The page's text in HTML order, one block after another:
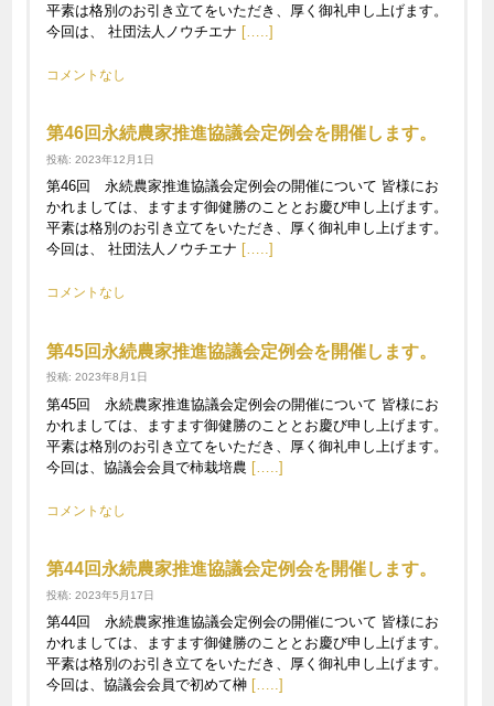
平素は格別のお引き立てをいただき、厚く御礼申し上げます。
今回は、 社団法人ノウチエナ […..]
コメントなし
第46回永続農家推進協議会定例会を開催します。
投稿: 2023年12月1日
第46回 永続農家推進協議会定例会の開催について 皆様にお
かれましては、ますます御健勝のこととお慶び申し上げます。
平素は格別のお引き立てをいただき、厚く御礼申し上げます。
今回は、 社団法人ノウチエナ […..]
コメントなし
第45回永続農家推進協議会定例会を開催します。
投稿: 2023年8月1日
第45回 永続農家推進協議会定例会の開催について 皆様にお
かれましては、ますます御健勝のこととお慶び申し上げます。
平素は格別のお引き立てをいただき、厚く御礼申し上げます。
今回は、協議会会員で柿栽培農 […..]
コメントなし
第44回永続農家推進協議会定例会を開催します。
投稿: 2023年5月17日
第44回 永続農家推進協議会定例会の開催について 皆様にお
かれましては、ますます御健勝のこととお慶び申し上げます。
平素は格別のお引き立てをいただき、厚く御礼申し上げます。
今回は、協議会会員で初めて榊[…..]